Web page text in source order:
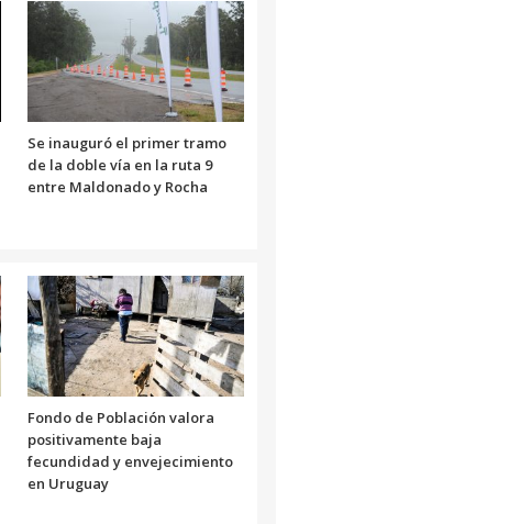
Se inauguró el primer tramo
de la doble vía en la ruta 9
entre Maldonado y Rocha
Fondo de Población valora
positivamente baja
fecundidad y envejecimiento
en Uruguay